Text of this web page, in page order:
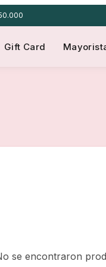
Gift Card
se encontraron